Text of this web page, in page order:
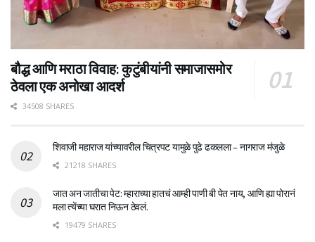
बौद्ध आणि मराठा विवाह: कुटुंबीयांनी समाजासमोर
ठेवला एक अनोखा आदर्श
34508 SHARES
शिवाजी महाराज यांच्यावरील चित्रपट यामुळे पुढे ढकलला – नागराज मंजुळे
21218 SHARES
जात अन जातीचा पेट: म्हाराच्या हातचं आम्ही पाणी बी पेत नाय, आणि ह्या पोरानं
मला त्येंच्या घरात निऊन ठेवलं.
19479 SHARES